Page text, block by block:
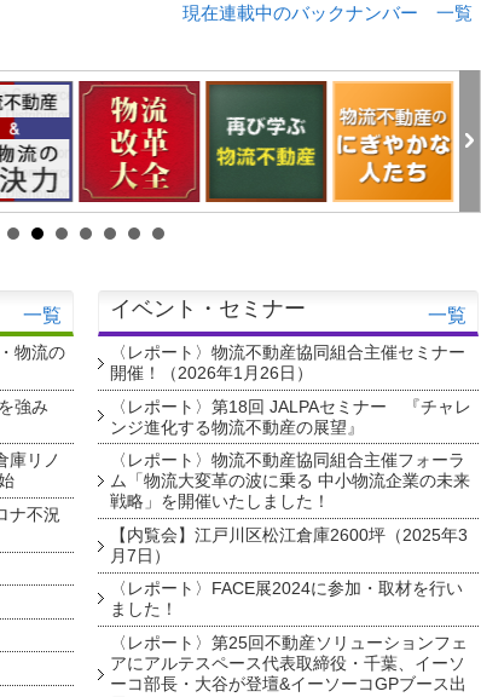
現在連載中のバックナンバー 一覧
一覧
物流の
強み
庫リノ
ナ不況
イベント・セミナー 一覧
〈レポート〉物流不動産協同組合主催セミナー
開催！（2026年1月26日）
〈レポート〉第18回 JALPAセミナー 『チャレ
ンジ進化する物流不動産の展望』
〈レポート〉物流不動産協同組合主催フォーラ
ム「物流大変革の波に乗る 中小物流企業の未来
戦略」を開催いたしました！
【内覧会】江戸川区松江倉庫2600坪（2025年3
月7日）
〈レポート〉FACE展2024に参加・取材を行い
ました！
〈レポート〉第25回不動産ソリューションフェ
アにアルテスペース代表取締役・千葉、イーソ
ーコ部長・大谷が登壇&イーソーコGPブース出